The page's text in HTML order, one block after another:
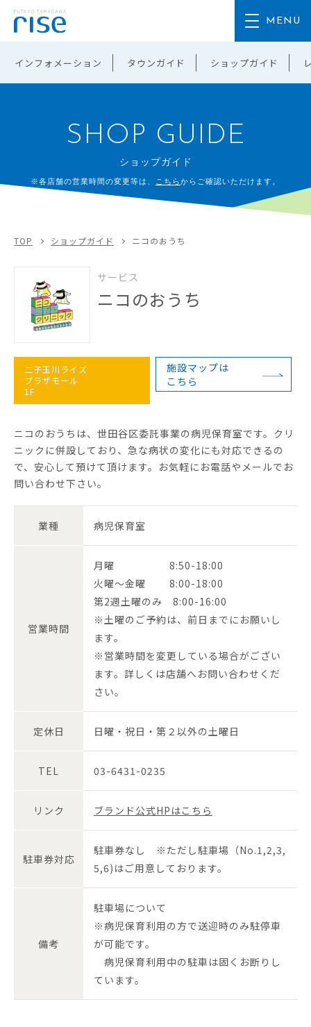
インフォメーション タウンガイド ショップガイド
SHOP GUIDE
ショップガイド
※各店舗の営業時間の変更等は、 こちらからご確認いただけます。
TOP ショップガイド ニコのおうち
サービス
ニコのおうち
二子玉川ライズ
プラザモール
1F
施設マップは
こちら
ニコのおうちは、世田谷区委託事業の病児保育室です。クリ
ニックに併設しており、急な病状の変化にも対応できるの
で、安心して預けて頂けます。お気軽にお電話やメールでお
問い合わせ下さい。
業種 病児保育室
営業時間
月曜 8:50-18:00
火曜～金曜 8:00-18:00
第2週土曜のみ 8:00-16:00
※土曜のご予約は、前日までにお願いし
ます。
※営業時間を変更している場合がござい
ます。詳しくは店舗へお問い合わせくだ
さい。
定休日 日曜・祝日・第２以外の土曜日
TEL 03-6431-0235
リンク ブランド公式HPはこちら
駐車券対応
駐車券なし ※ただし駐車場（No.1,2,3,
5,6)はご用意しております。
備考
駐車場について
※病児保育利用の方で送迎時のみ駐停車
が可能です。
病児保育利用中の駐車は固くお断りし
ています。